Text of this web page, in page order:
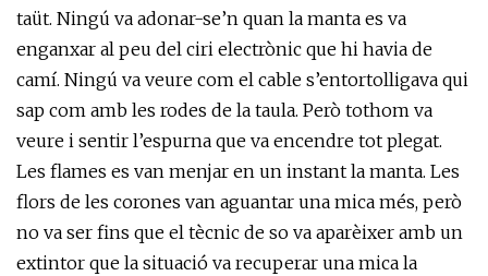
taüt. Ningú va adonar-se’n quan la manta es va
enganxar al peu del ciri electrònic que hi havia de
camí. Ningú va veure com el cable s’entortolligava qui
sap com amb les rodes de la taula. Però tothom va
veure i sentir l’espurna que va encendre tot plegat.
Les flames es van menjar en un instant la manta. Les
flors de les corones van aguantar una mica més, però
no va ser fins que el tècnic de so va aparèixer amb un
extintor que la situació va recuperar una mica la